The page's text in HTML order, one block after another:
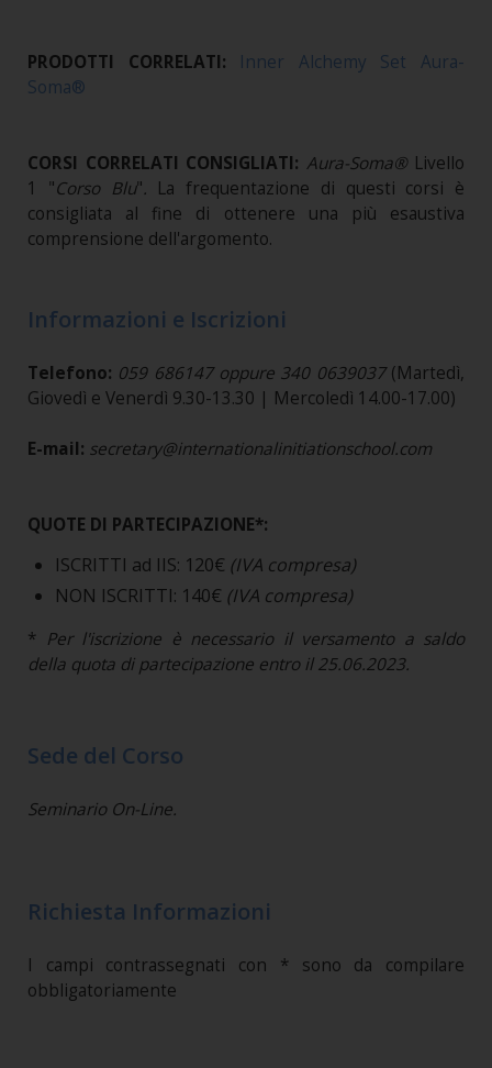
PRODOTTI CORRELATI: Inner Alchemy Set
Aura-
Soma®
CORSI CORRELATI CONSIGLIATI: Aura-Soma® Livello
1 "Corso Blu". La frequentazione di questi corsi è
consigliata al fine di ottenere una più esaustiva
comprensione dell'argomento.
Informazioni e Iscrizioni
Telefono: 059 686147 oppure 340 0639037(Martedì,
Giovedì e Venerdì 9.30-13.30 | Mercoledì 14.00-17.00)
E-mail: secretary@internationalinitiationschool.com
QUOTE DI PARTECIPAZIONE*:
ISCRITTI ad IIS: 120€ (IVA compresa)
NON ISCRITTI: 140€ (IVA compresa)
* Per l'iscrizione è necessario il versamento a saldo
della quota di partecipazione entro il 25.06.2023.
Sede del Corso
Seminario On-Line.
Richiesta Informazioni
I campi contrassegnati con * sono da compilare
obbligatoriamente